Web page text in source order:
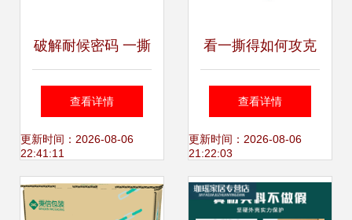
破解耐候密码 一撕
得免胶带纸箱如何
攻克包装双面胶痛
点
查看详情
更新时间：2026-08-06
22:41:11
看一撕得如何攻克
包装双面胶耐候性
难题
查看详情
更新时间：2026-08-06
21:22:03